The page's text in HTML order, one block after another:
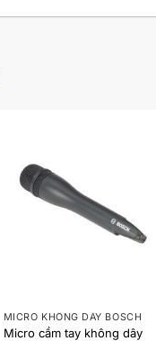
MICRO KHÔNG DÂY BOSCH
Micro cầm tay không dây